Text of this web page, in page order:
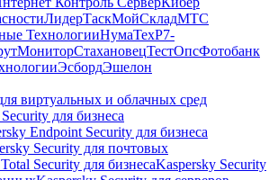
ЛидерТаскМойСкладМТС
ТехнологииНумаТехР7-
СтахановецТестОпсФотобанк
ЭсбордЭшелон
виртуальных и облачных сред
для бизнеса
Endpoint Security для бизнеса
Security для почтовых
Security для бизнесаKaspersky Security